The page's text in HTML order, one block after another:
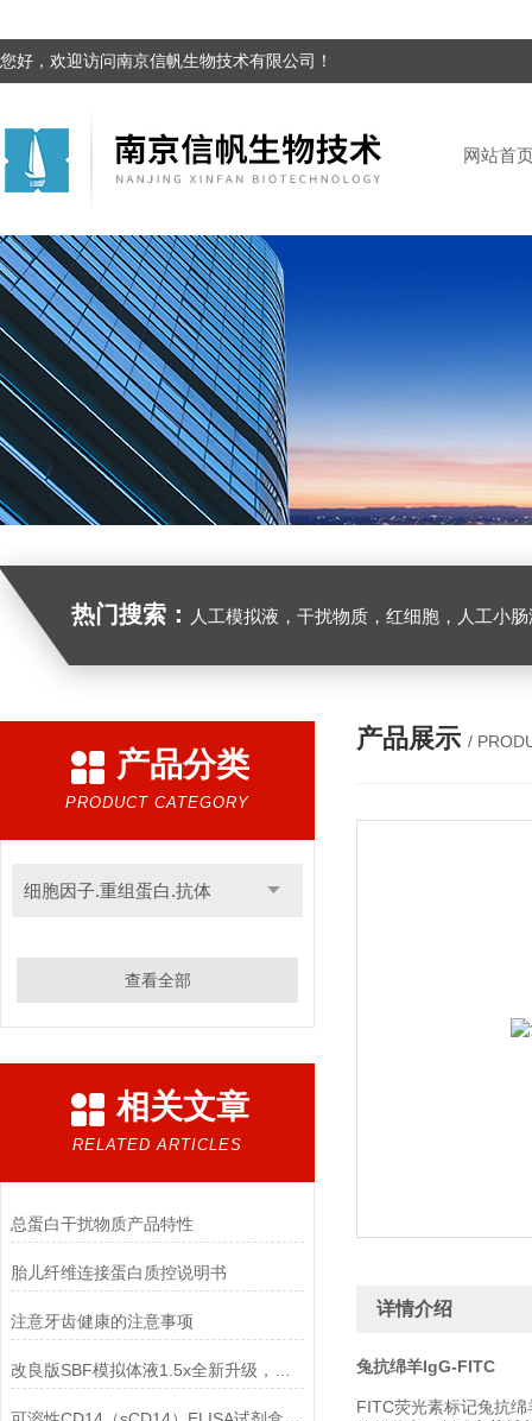
您好，欢迎访问南京信帆生物技术有限公司！
网站首
热门搜索： 人工模拟液，干扰物质，红细胞，人工小
产品分类
PRODUCT CATEGORY
细胞因子.重组蛋白.抗体
查看全部
相关文章
RELATED ARTICLES
总蛋白干扰物质产品特性
胎儿纤维连接蛋白质控说明书
注意牙齿健康的注意事项
产品展示 /
详情介绍
兔抗绵羊IgG-FITC
FITC荧光素标记兔抗